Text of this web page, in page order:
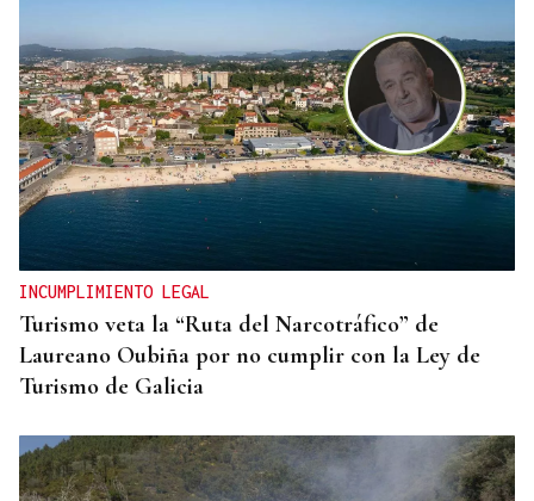
DALLAS MAVERICKS
Santi Aldama, jugador de la NBA, visita Ourense
INCUMPLIMIENTO LEGAL
Turismo veta la “Ruta del Narcotráfico” de
Laureano Oubiña por no cumplir con la Ley de
Turismo de Galicia